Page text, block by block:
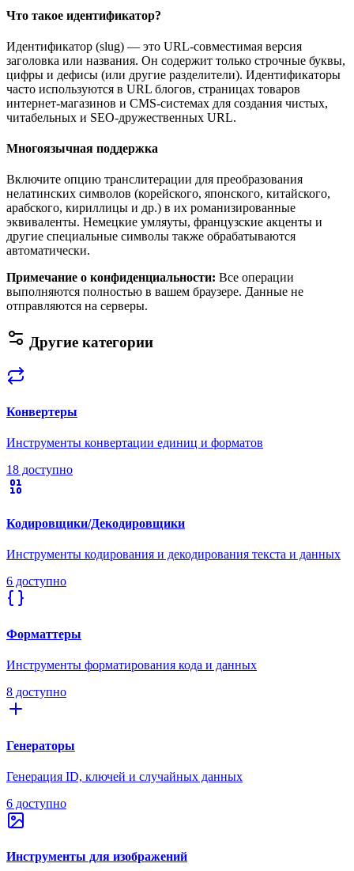
Что такое идентификатор?
Идентификатор (slug) — это URL-совместимая версия
заголовка или названия. Он содержит только строчные буквы,
цифры и дефисы (или другие разделители). Идентификаторы
часто используются в URL блогов, страницах товаров
интернет-магазинов и CMS-системах для создания чистых,
читабельных и SEO-дружественных URL.
Многоязычная поддержка
Включите опцию транслитерации для преобразования
нелатинских символов (корейского, японского, китайского,
арабского, кириллицы и др.) в их романизированные
эквиваленты. Немецкие умляуты, французские акценты и
другие специальные символы также обрабатываются
автоматически.
Примечание о конфиденциальности: Все операции
выполняются полностью в вашем браузере. Данные не
отправляются на серверы.
Другие категории
Конвертеры
Инструменты конвертации единиц и форматов
18 доступно
Кодировщики/Декодировщики
Инструменты кодирования и декодирования текста и данных
6 доступно
Форматтеры
Инструменты форматирования кода и данных
8 доступно
Генераторы
Генерация ID, ключей и случайных данных
6 доступно
Инструменты для изображений